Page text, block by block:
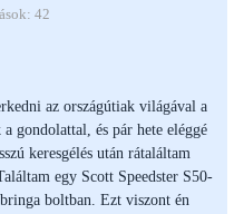
42
az országútiak világával a
gondolattal, és pár hete eléggé
keresgélés után rátaláltam
egy Scott Speedster S50-
boltban. Ezt viszont én